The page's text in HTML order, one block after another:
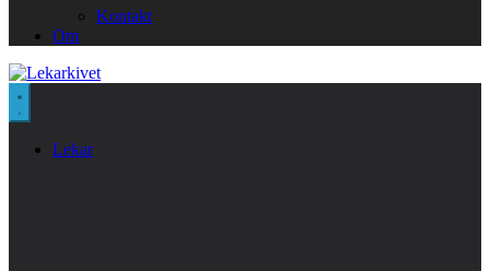
Kontakt
Om
Lekar